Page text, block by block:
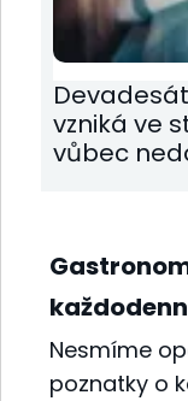
vzniká ve
vůbec
Nesmíme
poznatky o